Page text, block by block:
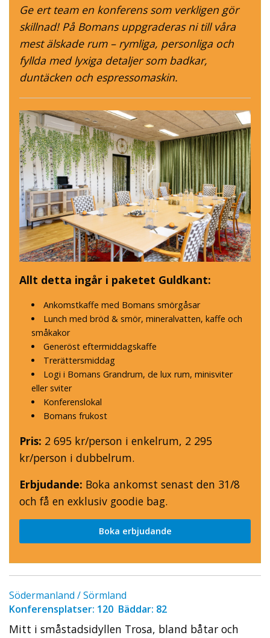
Ge ert team en konferens som verkligen gör
skillnad! På Bomans uppgraderas ni till våra
mest älskade rum – rymliga, personliga och
fyllda med lyxiga detaljer som badkar,
duntäcken och espressomaskin.
Allt detta ingår i paketet Guldkant:
Ankomstkaffe med Bomans smörgåsar
Lunch med bröd & smör, mineralvatten, kaffe och
småkakor
Generöst eftermiddagskaffe
Trerättersmiddag
Logi i Bomans Grandrum, de lux rum, minisviter
eller sviter
Konferenslokal
Bomans frukost
Pris: 2 695 kr/person i enkelrum, 2 295
kr/person i dubbelrum.
Erbjudande: Boka ankomst senast den 31/8
och få en exklusiv goodie bag.
Boka erbjudande
Södermanland / Sörmland
Konferensplatser: 120 Bäddar: 82
Mitt i småstadsidyllen Trosa, bland båtar och